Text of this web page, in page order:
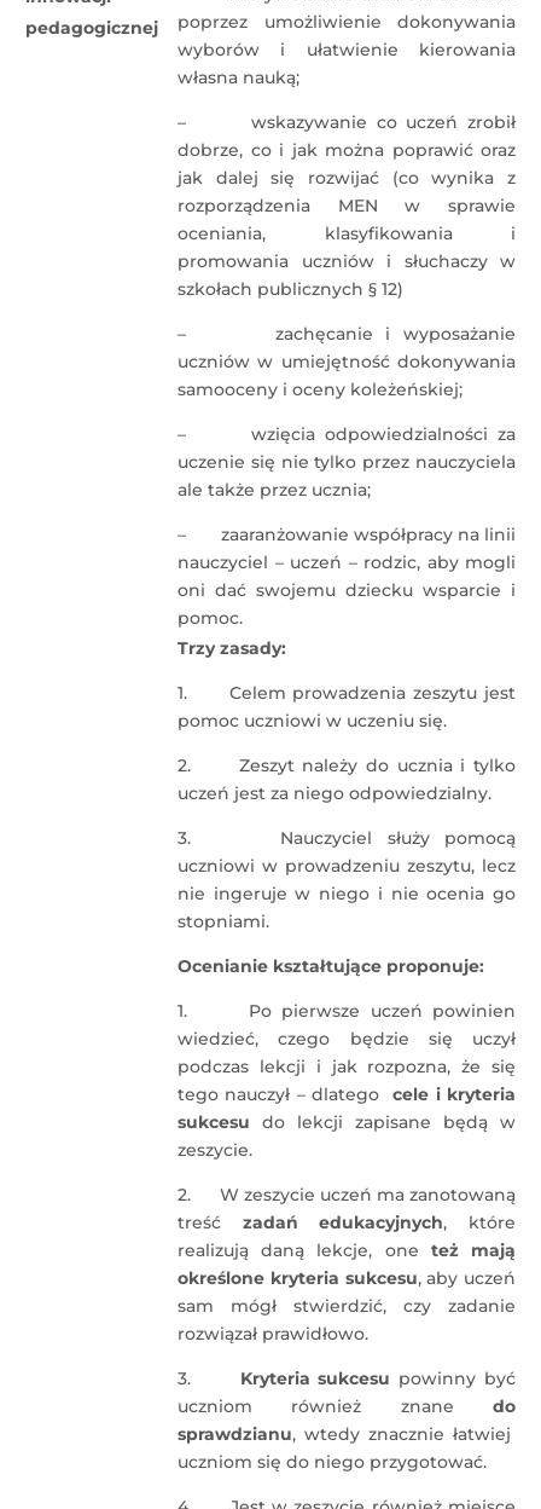
pedagogicznej
poprzez umożliwienie dokonywania
wyborów i ułatwienie kierowania
własna nauką;
– wskazywanie co uczeń zrobił
dobrze, co i jak można poprawić oraz
jak dalej się rozwijać (co wynika z
rozporządzenia MEN w sprawie
oceniania, klasyfikowania i
promowania uczniów i słuchaczy w
szkołach publicznych § 12)
– zachęcanie i wyposażanie
uczniów w umiejętność dokonywania
samooceny i oceny koleżeńskiej;
– wzięcia odpowiedzialności za
uczenie się nie tylko przez nauczyciela
ale także przez ucznia;
– zaaranżowanie współpracy na linii
nauczyciel – uczeń – rodzic, aby mogli
oni dać swojemu dziecku wsparcie i
pomoc.
Trzy zasady:
1. Celem prowadzenia zeszytu jest
pomoc uczniowi w uczeniu się.
2. Zeszyt należy do ucznia i tylko
uczeń jest za niego odpowiedzialny.
3. Nauczyciel służy pomocą
uczniowi w prowadzeniu zeszytu, lecz
nie ingeruje w niego i nie ocenia go
stopniami.
Ocenianie kształtujące proponuje:
1. Po pierwsze uczeń powinien
wiedzieć, czego będzie się uczył
podczas lekcji i jak rozpozna, że się
tego nauczył – dlategocele i kryteria
sukcesu do lekcji zapisane będą w
zeszycie.
2. W zeszycie uczeń ma zanotowaną
treść zadań edukacyjnych, które
realizują daną lekcje, one też mają
określone kryteria sukcesu, aby uczeń
sam mógł stwierdzić, czy zadanie
rozwiązał prawidłowo.
3. Kryteria sukcesu powinny być
uczniom również znane do
sprawdzianu, wtedy znacznie łatwiej
uczniom się do niego przygotować.